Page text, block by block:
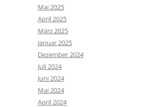
Mai 2025
April 2025
März 2025
Januar 2025
Dezember 2024
Juli 2024
Juni 2024
Mai 2024
April 2024